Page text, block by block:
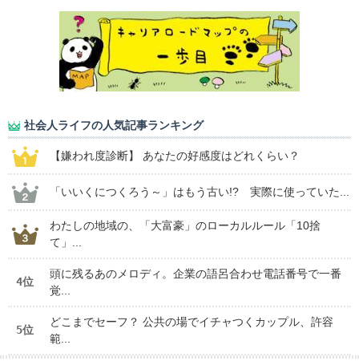
社会人ライフの人気記事ランキング
【嫌われ度診断】 あなたの好感度はどれくらい？
「いいくにつくろう～」はもう古い!? 実際に使っていた...
わたしの地域の、「大富豪」のローカルルール「10捨
て」...
4位
頭に残るあのメロディ。企業の語呂合わせ電話番号で一番
覚...
5位
どこまでセーフ？ 公共の場でイチャつくカップル、許容
範...